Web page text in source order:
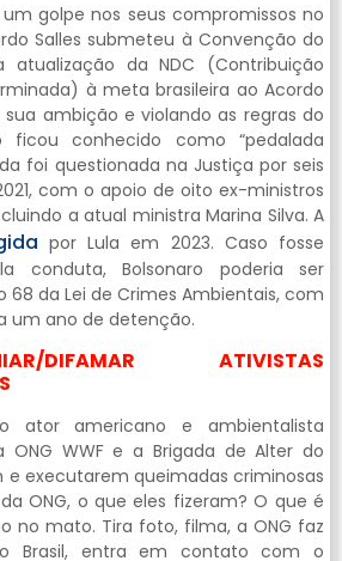
golpe nos seus compromissos no
Salles submeteu à Convenção do
atualização da NDC (Contribuição
à meta brasileira ao Acordo
sua ambição e violando as regras do
ficou conhecido como “pedalada
foi questionada na Justiça por seis
com o apoio de oito ex-ministros
a atual ministra Marina Silva. A
por Lula em 2023. Caso fosse
conduta, Bolsonaro poderia ser
68 da Lei de Crimes Ambientais, com
um ano de detenção.
DIFAMAR ATIVISTAS
ator americano e ambientalista
ONG WWF e a Brigada de Alter do
executarem queimadas criminosas
ONG, o que eles fizeram? O que é
no mato. Tira foto, filma, a ONG faz
Brasil, entra em contato com o